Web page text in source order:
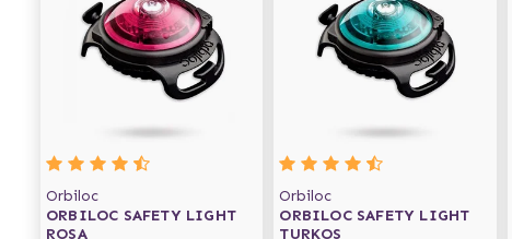
Orbiloc
ORBILOC SAFETY LIGHT
ROSA
Orbiloc
ORBILOC SAFETY LIGHT
TURKOS